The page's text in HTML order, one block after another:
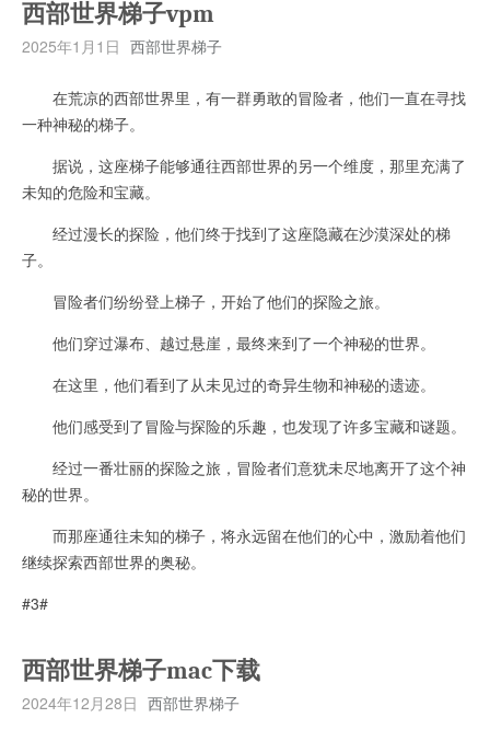
西部世界梯子vpm
2025年1月1日 西部世界梯子
在荒凉的西部世界里，有一群勇敢的冒险者，他们一直在寻找
一种神秘的梯子。
据说，这座梯子能够通往西部世界的另一个维度，那里充满了
未知的危险和宝藏。
经过漫长的探险，他们终于找到了这座隐藏在沙漠深处的梯
子。
冒险者们纷纷登上梯子，开始了他们的探险之旅。
他们穿过瀑布、越过悬崖，最终来到了一个神秘的世界。
在这里，他们看到了从未见过的奇异生物和神秘的遗迹。
他们感受到了冒险与探险的乐趣，也发现了许多宝藏和谜题。
经过一番壮丽的探险之旅，冒险者们意犹未尽地离开了这个神
秘的世界。
而那座通往未知的梯子，将永远留在他们的心中，激励着他们
继续探索西部世界的奥秘。
#3#
西部世界梯子mac下载
2024年12月28日 西部世界梯子